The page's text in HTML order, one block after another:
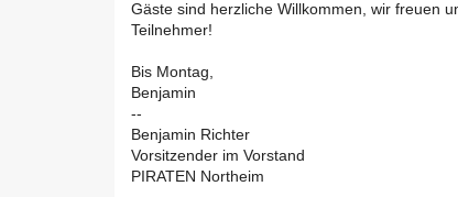
Gäste sind herzliche Willkommen, wir freuen
Teilnehmer!
Bis Montag,
Benjamin
--
Benjamin Richter
Vorsitzender im Vorstand
PIRATEN Northeim